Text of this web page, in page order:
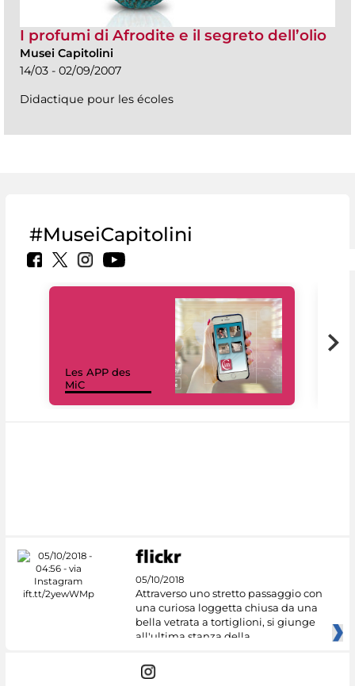
I profumi di Afrodite e il segreto dell’olio
Musei Capitolini
14/03 - 02/09/2007
Didactique pour les écoles
#MuseiCapitolini
Les APP des
MiC
05/10/2018
Attraverso uno stretto passaggio con
una curiosa loggetta chiusa da una
bella vetrata a tortiglioni, si giunge
all'ultima stanza della